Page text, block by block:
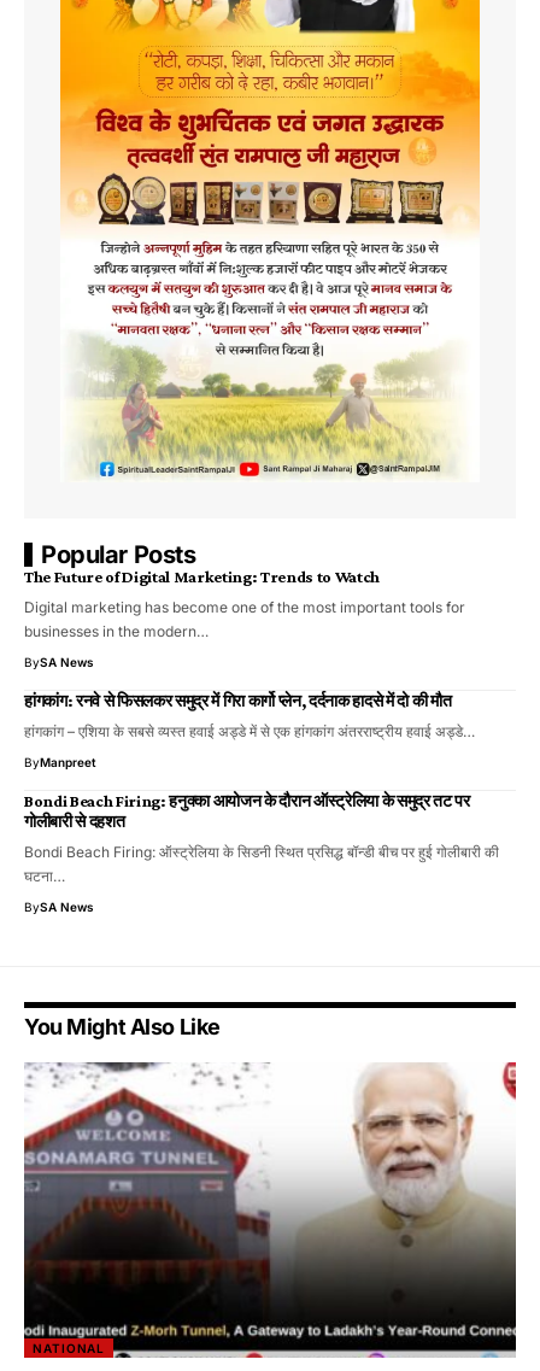
Popular Posts
The Future of Digital Marketing: Trends to Watch
Digital marketing has become one of the most important tools for
businesses in the modern…
BySA News
हांगकांग: रनवे से फिसलकर समुद्र में गिरा कार्गो प्लेन, दर्दनाक हादसे में दो की मौत
हांगकांग – एशिया के सबसे व्यस्त हवाई अड्डे में से एक हांगकांग अंतरराष्ट्रीय हवाई अड्डे…
ByManpreet
Bondi Beach Firing: हनुक्का आयोजन के दौरान ऑस्ट्रेलिया के समुद्र तट पर
गोलीबारी से दहशत
Bondi Beach Firing: ऑस्ट्रेलिया के सिडनी स्थित प्रसिद्ध बॉन्डी बीच पर हुई गोलीबारी की
घटना…
BySA News
You Might Also Like
NATIONAL